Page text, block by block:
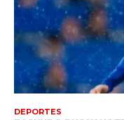
DEPORTES